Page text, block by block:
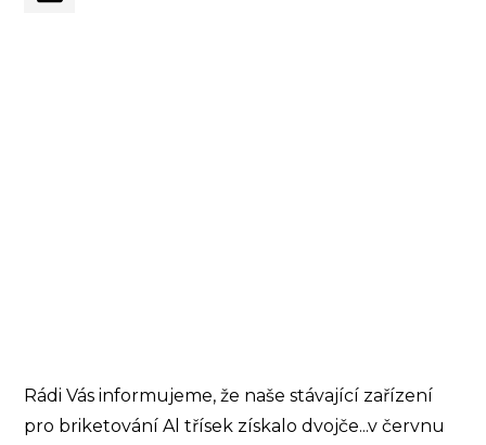
Rádi Vás informujeme, že naše stávající zařízení
pro briketování Al třísek získalo dvojče...v červnu